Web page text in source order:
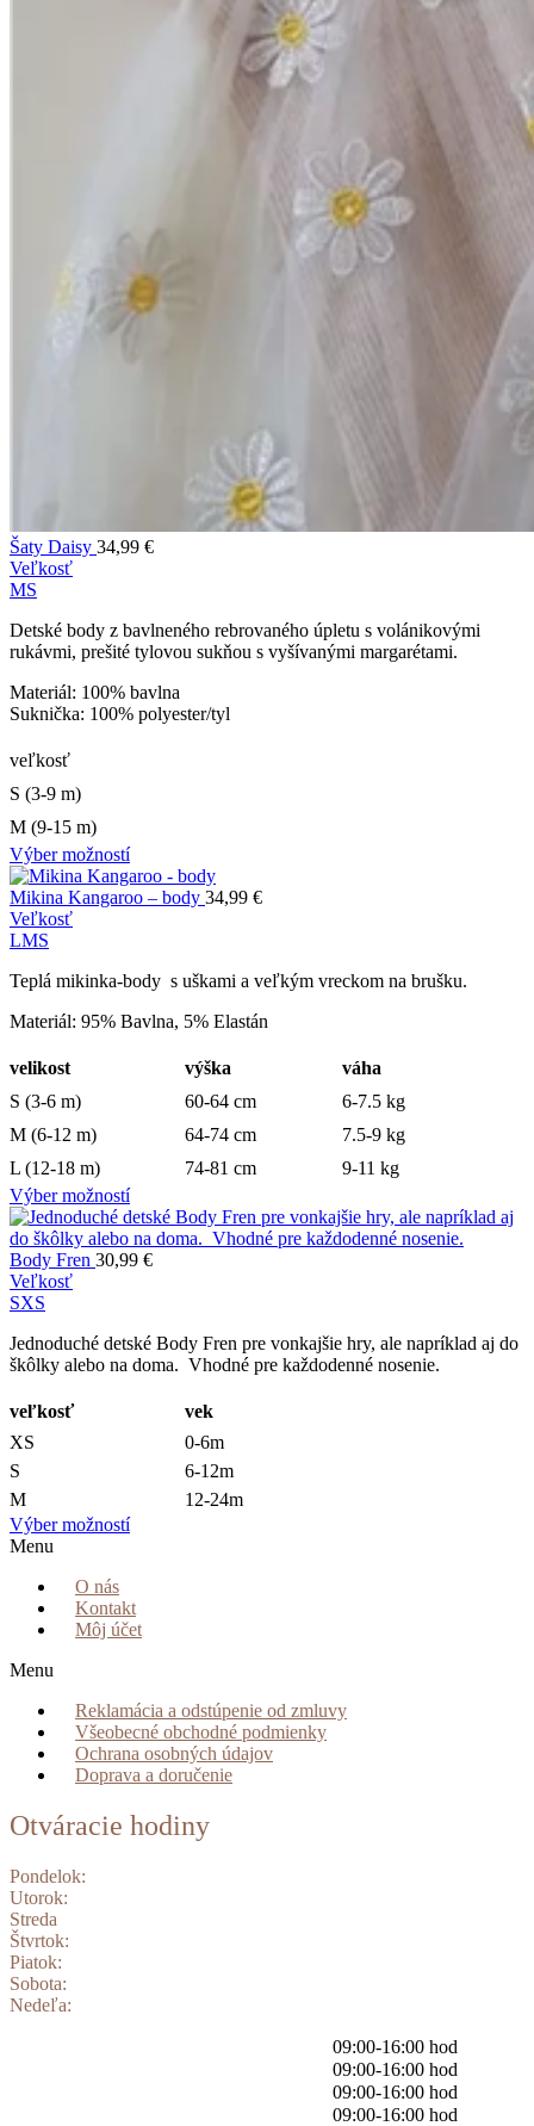
Šaty Daisy 34,99 €
Veľkosť
MS
Detské body z bavlneného rebrovaného úpletu s volánikovými
rukávmi, prešité tylovou sukňou s vyšívanými margarétami.
Materiál: 100% bavlna
Suknička: 100% polyester/tyl
veľkosť
S (3-9 m)
M (9-15 m)
Výber možností
Mikina Kangaroo – body 34,99 €
Veľkosť
LMS
Teplá mikinka-body s uškami a veľkým vreckom na brušku.
Materiál: 95% Bavlna, 5% Elastán
velikost výška
váha
S (3-6 m)
60-64 cm
6-7.5 kg
M (6-12 m)
64-74 cm
7.5-9 kg
L (12-18 m)
74-81 cm
9-11 kg
Výber možností
Body Fren 30,99 €
Veľkosť
SXS
Jednoduché detské Body Fren pre vonkajšie hry, ale napríklad aj do
škôlky alebo na doma. Vhodné pre každodenné nosenie.
veľkosť
vek
XS
0-6m
S
6-12m
M
12-24m
Výber možností
Menu
O nás
Kontakt
Môj účet
Menu
Reklamácia a odstúpenie od zmluvy
Všeobecné obchodné podmienky
Ochrana osobných údajov
Doprava a doručenie
Otváracie hodiny
Pondelok:
Utorok:
Streda
Štvrtok:
Piatok:
Sobota:
Nedeľa:
09:00-16:00 hod
09:00-16:00 hod
09:00-16:00 hod
09:00-16:00 hod